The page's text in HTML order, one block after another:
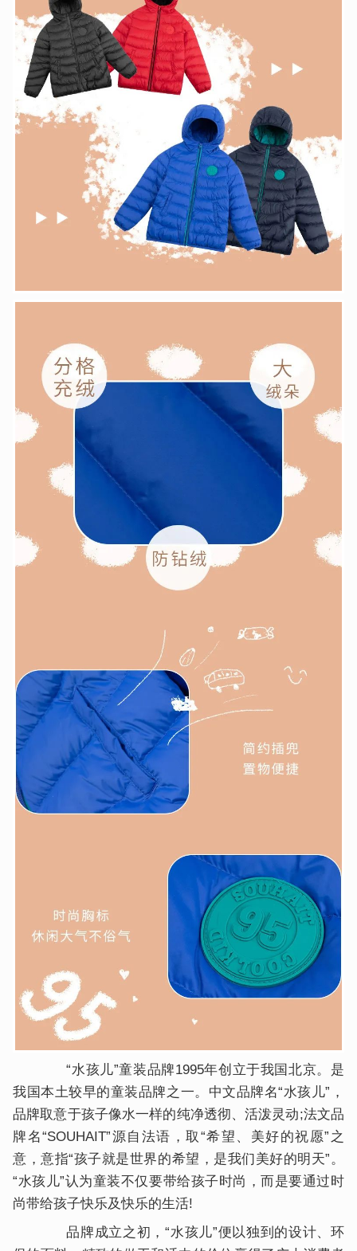
“水孩儿”童装品牌1995年创立于我国北京。是
我国本土较早的童装品牌之一。中文品牌名“水孩儿”，
品牌取意于孩子像水一样的纯净透彻、活泼灵动;法文品
牌名“SOUHAIT”源自法语，取“希望、美好的祝愿”之
意，意指“孩子就是世界的希望，是我们美好的明天”。
“水孩儿”认为童装不仅要带给孩子时尚，而是要通过时
尚带给孩子快乐及快乐的生活!
品牌成立之初，“水孩儿”便以独到的设计、环